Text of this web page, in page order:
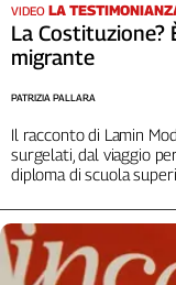
VIDEO LA
La Costituzione?
migrante
Il racconto di Lamin
surgelati, dal viaggio
diploma di scuola
PATRIZIA PALLARA